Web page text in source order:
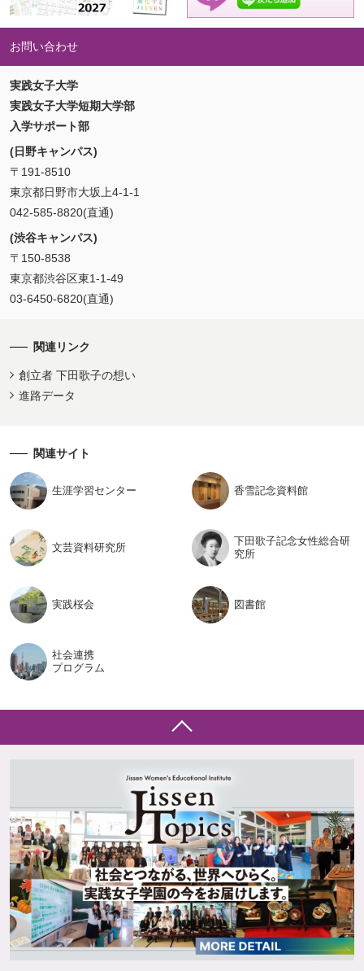
お問い合わせ
実践女子大学
実践女子大学短期大学部
入学サポート部
(日野キャンパス)
〒191-8510
東京都日野市大坂上4-1-1
042-585-8820(直通)
(渋谷キャンパス)
〒150-8538
東京都渋谷区東1-1-49
03-6450-6820(直通)
関連リンク
創立者 下田歌子の想い
進路データ
関連サイト
生涯学習センター 香雪記念資料館
文芸資料研究所
下田歌子記念女性総合研
究所
実践桜会 図書館
社会連携
プログラム
プ
へ